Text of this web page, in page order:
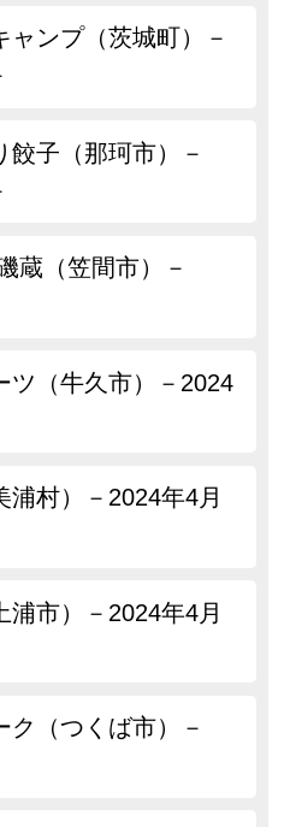
ャンプ（茨城町）－
餃子（那珂市）－
蔵（笠間市）－
ツ（牛久市）－2024
浦村）－2024年4月
浦市）－2024年4月
ク（つくば市）－